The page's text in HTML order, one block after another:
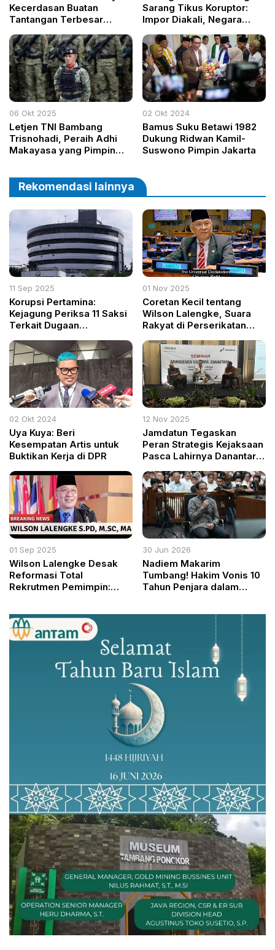
Kecerdasan Buatan
Tantangan Terbesar
Sarang Tikus Koruptor:
Impor Diakali, Negara
06 Okt 2025
Letjen TNI Bambang
Trisnohadi, Peraih Adhi
Makayasa yang Pimpin
02 Okt 2024
Bamus Suku Betawi 1982
Dukung Ridwan Kamil-
Suswono Pimpin Jakarta
Rekomendasi lainnya
11 Sep 2025
Korupsi Pertamina:
Kejagung Periksa 11 Saksi
Terkait Dugaan
Mentah dan Produk Kilang
01 Nov 2025
Coretan Kecil tentang
Wilson Lalengke, Suara
Rakyat di Perserikatan
02 Okt 2024
Uya Kuya: Beri
Kesempatan Artis untuk
Buktikan Kerja di DPR
12 Nov 2025
Jamdatun Tegaskan
Peran Strategis Kejaksaan
Pasca Lahirnya Danantara
01 Sep 2025
Wilson Lalengke Desak
Reformasi Total
Rekrutmen Pemimpin:
30 Jun 2026
Nadiem Makarim
Tumbang! Hakim Vonis 10
Tahun Penjara dalam